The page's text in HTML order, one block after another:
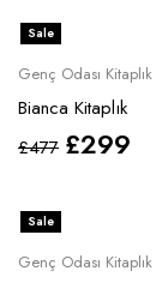
Sale
Genç Odası Kitaplık
Bianca Kitaplık
£477 £299
Sale
Genç Odası Kitaplık